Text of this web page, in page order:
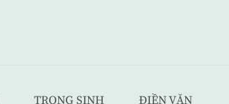
TRỌNG SINH ĐIỀN VĂN